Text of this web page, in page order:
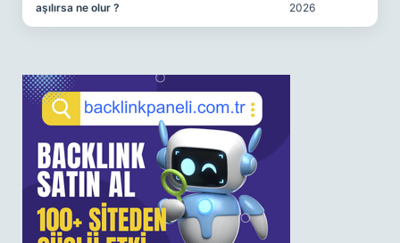
aşılırsa ne olur ?
2026